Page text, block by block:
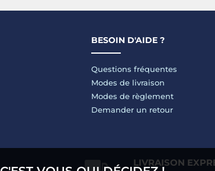
BESOIN D'AIDE ?
Questions fréquentes
Modes de livraison
Modes de règlement
Demander un retour
LIVRAISON